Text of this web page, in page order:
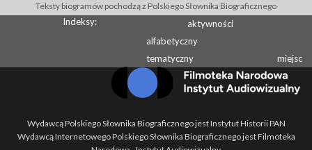
Teksty biogramów pochodzą z Polskiego Słownika Biograficznego
Indeksy:
aktywności
alfabetyczny
tematyczny
miejsc
Wydawcą Polskiego Słownika Biograficznego jest Instytut Historii PAN
Wydawcą Internetowego Polskiego Słownika Biograficznego jest Filmoteka